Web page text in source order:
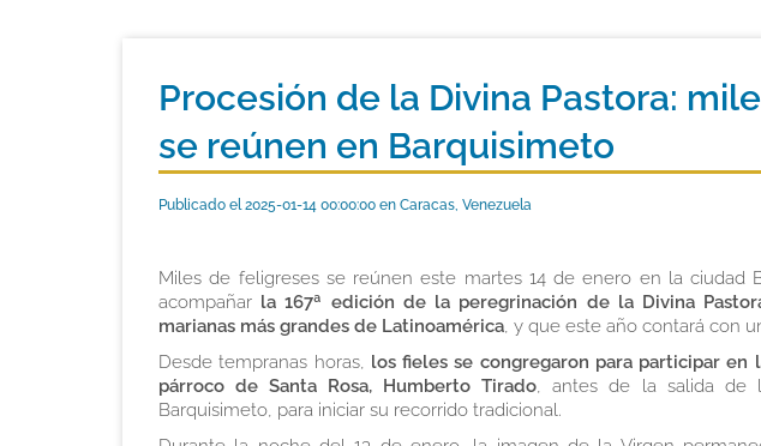
Procesión de la Divina Pastora:
se reúnen en Barquisimeto
Publicado el 2025-01-14 00:00:00 en Caracas, Venezuela
Miles de feligreses se reúnen este martes 14 de enero en la ciudad
acompañar la 167ª edición de la peregrinación de la Divina
marianas más grandes de Latinoamérica, y que este año contará con
Desde tempranas horas, los fieles se congregaron para participar
párroco de Santa Rosa, Humberto Tirado, antes de la salida de
Barquisimeto, para iniciar su recorrido tradicional.